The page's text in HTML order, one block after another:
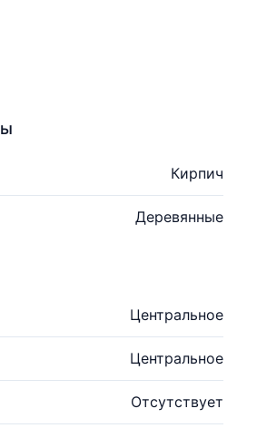
Кирпич
Деревянные
Центральное
Центральное
Отсутствует